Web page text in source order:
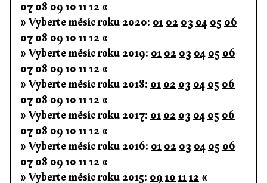
07 08 09 10 1112 «
» Vyberte měsíc roku 2020: 01 02 03 04 05 06
07 08 09 10 1112 «
» Vyberte měsíc roku 2019: 01 02 03 04 05 06
07 08 09 10 1112 «
» Vyberte měsíc roku 2018: 01 02 03 04 05 06
07 08 09 10 1112 «
» Vyberte měsíc roku 2017: 01 02 03 04 05 06
07 08 09 10 1112 «
» Vyberte měsíc roku 2016: 01 02 03 04 05 06
07 08 09 10 1112 «
» Vyberte měsíc roku 2015: 09 10 1112 «